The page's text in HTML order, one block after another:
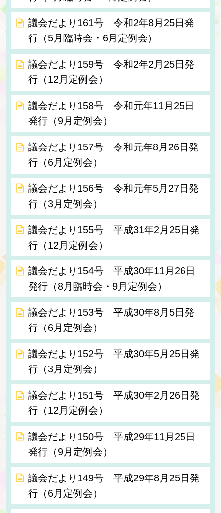
議会だより161号 令和2年8月25日発
行（5月臨時会・6月定例会）
議会だより159号 令和2年2月25日発
行（12月定例会）
議会だより158号 令和元年11月25日
発行（9月定例会）
議会だより157号 令和元年8月26日発
行（6月定例会）
議会だより156号 令和元年5月27日発
行（3月定例会）
議会だより155号 平成31年2月25日発
行（12月定例会）
議会だより154号 平成30年11月26日
発行（8月臨時会・9月定例会）
議会だより153号 平成30年8月5日発
行（6月定例会）
議会だより152号 平成30年5月25日発
行（3月定例会）
議会だより151号 平成30年2月26日発
行（12月定例会）
議会だより150号 平成29年11月25日
発行（9月定例会）
議会だより149号 平成29年8月25日発
行（6月定例会）